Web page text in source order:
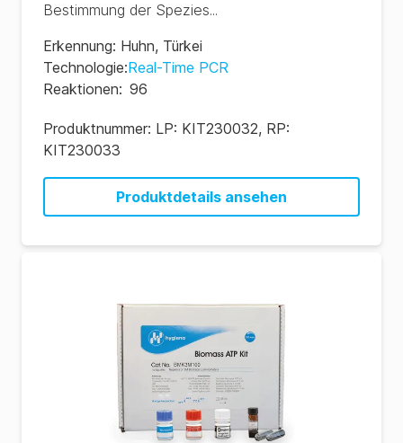
Bestimmung der Spezies...
Erkennung: Huhn, Türkei
Technologie:Real-Time PCR
Reaktionen: 96
Produktnummer: LP: KIT230032, RP:
KIT230033
Produktdetails ansehen